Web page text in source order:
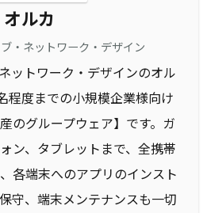
オルカ
・ネットワーク・デザイン
ットワーク・デザインのオル
程度までの小規模企業様向け
のグループウェア】です。ガ
ン、タブレットまで、全携帯
各端末へのアプリのインスト
守、端末メンテナンスも一切